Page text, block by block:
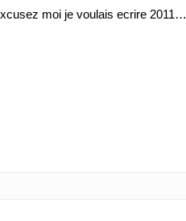
moi je voulais ecrire 2011…